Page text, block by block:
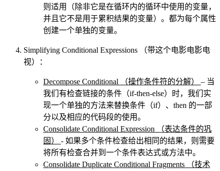
则适用（除非它是在循环内的循环中使用的变量，
并且它不是用于累积结果的变量）。都为每个属性
创建一个单独的变量。
Simplifying Conditional Expressions （带这个电影电影电
视）：
Decompose Conditional （操作条件符的分解） – 当
我们有检查链接的条件（if-then-else）时，我们实
现一个单独的方法来替换条件（if）、then 的一部
分以及相应的代码段的使用。
Consolidate Conditional Expression （表达条件的巩
固） - 如果多个条件检查给出相同的结果，则需要
将所有检查合并到一个条件表达式或方法中。
Consolidate Duplicate Conditional Fragments （技术